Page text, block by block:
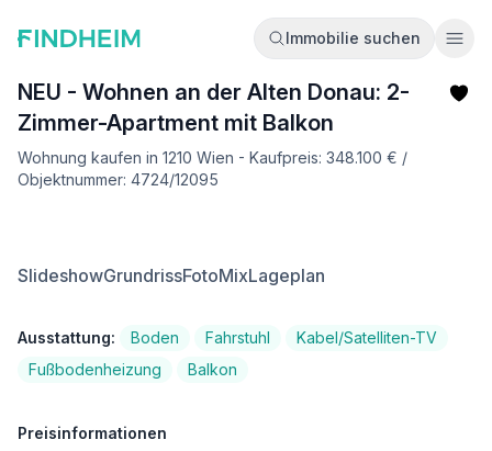
Immobilie suchen
NEU - Wohnen an der Alten Donau: 2-
Zimmer-Apartment mit Balkon
Wohnung kaufen in 1210 Wien - Kaufpreis: 348.100 € /
Objektnummer: 4724/12095
SlideshowGrundrissFotoMixLageplan
Ausstattung: Boden Fahrstuhl
Kabel/Satelliten-TV
Fußbodenheizung
Balkon
Preisinformationen